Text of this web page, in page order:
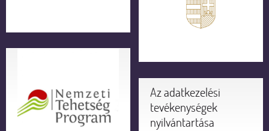
Az adatkezelési
tevékenységek
nyilvántartása